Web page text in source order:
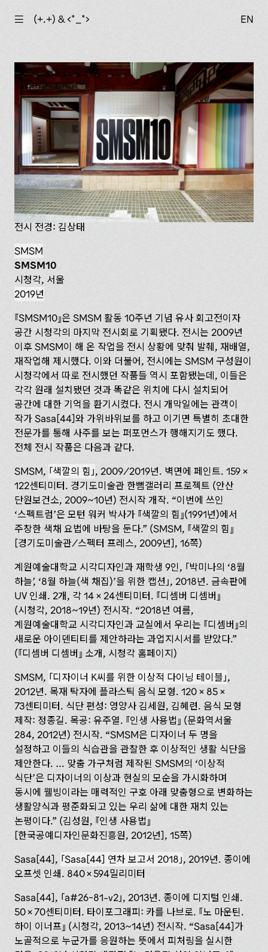
☰ (+.+) & ‹*_*› EN
전시 전경: 김상태
SMSM
SMSM10
시청각, 서울
2019년
SMSM10 은 SMSM 활동 10주년 기념 유사 회고전이자
공간 시청각의 마지막 전시회로 기획됐다. 전시는 2009년
이후 SMSM이 해 온 작업을 전시 상황에 맞춰 발췌, 재배열,
재작업해 제시했다. 이와 더불어, 전시에는 SMSM 구성원이
시청각에서 따로 전시했던 작품들 역시 포함됐는데, 이들은
각각 원래 설치됐던 것과 똑같은 위치에 다시 설치되어
공간에 대한 기억을 환기시켰다. 전시 개막일에는 관객이
작가 Sasa[44]와 가위바위보를 하고 이기면 특별히 초대한
전문가를 통해 사주를 보는 퍼포먼스가 행해지기도 했다.
전체 전시 작품은 다음과 같다.
SMSM,
색깔의 힘 , 2009/2019년. 벽면에 페인트. 159 ×
122센티미터. 경기도미술관 한뼘갤러리 프로젝트 (안산
단원보건소, 2009~10년) 전시작 개작. “이번에 쓰인
‘스펙트럼’은 모턴 워커 박사가 색깔의 힘 (1991년)에서
주창한 색채 요법에 바탕을 둔다.” (SMSM,
‌색깔의 힘
[경기도미술관/스펙터 프레스, 2009년], 16쪽)
계원예술대학교 시각디자인과 재학생 9인,
박미나의 ‘8월
하늘’, ‘8월 하늘(색 채집)’을 위한 캡션 , 2018년. 금속판에
UV 인쇄. 2개, 각 14 × 24센티미터.
디셈버 디셈버
(‌시청각, 2018~19년) 전시작. “2018년 여름,
계원예술대학교 시각디자인과 교실에서 우리는
디셈버 의
새로운 아이덴티티를 제안하라는 과업지시서를 받았다.”
( 디셈버 디셈버
소개, 시청각 홈페이지)
SMSM,
디자이너 K씨를 위한 이상적 다이닝 테이블 ,
2012년. 목재 탁자에 플라스틱 음식 모형. 120 × 85 ×
73센티미터. 식단 편성: 영양사 김세원, 김혜련. 음식 모형
제작: 정종길. 목공: 유주열.
인생 사용법
(문화역서울
284, 2012년) 전시작. “SMSM은 디자이너 두 명을
설정하고 이들의 식습관을 관찰한 후 이상적인 생활 식단을
제안한다. … 맞춤 가구처럼 제작된 SMSM의 ‘‌이상적
식단’은 디자이너의 이상과 현실의 모순을 가시화하며
동시에 웰빙이라는 매력적인 구호 아래 맞춤형으로 변화하는
생활양식과 평준화되고 있는 우리 삶에 대한 재치 있는
논평이다.” (김성원,
‌인생 사용법
[한국공예디자인문화진흥원, 2012년], 15‌쪽)
Sasa[44], Sasa[44] 연차 보고서 2018 , 2019년. 종이에
오프셋 인쇄. 840 × 594밀리미터
Sasa[44], a#26-81-v2 , 2013년. 종이에 디지털 인쇄.
50 × 70센티미터. 타이포그래피: 카를 나브로.
노 마운틴.
하이 이너프
(시청각, 2013~14년) 전시작. “Sasa[44]가
노골적으로 누군가를 응원하는 뜻에서 피처링을 실시한